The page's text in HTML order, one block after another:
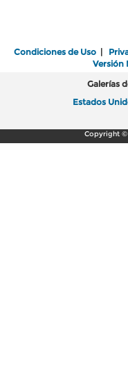
Condiciones de Uso |
Versión
Galerías
Estados
Copyright ©